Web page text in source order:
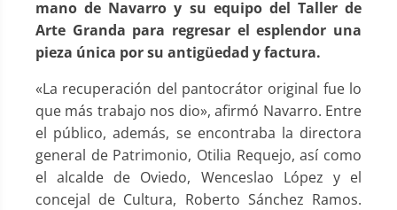
mano de Navarro y su equipo del Taller de
Arte Granda para regresar el esplendor una
pieza única por su antigüedad y factura.
«La recuperación del pantocrátor original fue lo
que más trabajo nos dio», afirmó Navarro. Entre
el público, además, se encontraba la directora
general de Patrimonio, Otilia Requejo, así como
el alcalde de Oviedo, Wenceslao López y el
concejal de Cultura, Roberto Sánchez Ramos.